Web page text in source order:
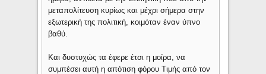
μεταπολίτευση κυρίως και μέχρι σήμερα στην
εξωτερική της πολιτική, κοιμόταν έναν ύπνο
βαθύ.
Και δυστυχώς τα έφερε έτσι η μοίρα, να
συμπέσει αυτή η απότιση φόρου Τιμής από τον